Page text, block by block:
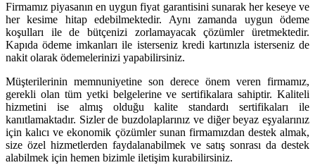
Firmamız piyasanın en uygun fiyat garantisini sunarak her keseye ve
her kesime hitap edebilmektedir. Aynı zamanda uygun ödeme
koşulları ile de bütçenizi zorlamayacak çözümler üretmektedir.
Kapıda ödeme imkanları ile isterseniz kredi kartınızla isterseniz de
nakit olarak ödemelerinizi yapabilirsiniz.
Müşterilerinin memnuniyetine son derece önem veren firmamız,
gerekli olan tüm yetki belgelerine ve sertifikalara sahiptir. Kaliteli
hizmetini ise almış olduğu kalite standardı sertifikaları ile
kanıtlamaktadır. Sizler de buzdolaplarınız ve diğer beyaz eşyalarınız
için kalıcı ve ekonomik çözümler sunan firmamızdan destek almak,
size özel hizmetlerden faydalanabilmek ve satış sonrası da destek
alabilmek için hemen bizimle iletişim kurabilirsiniz.